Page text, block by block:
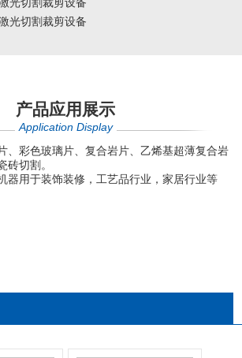
产品应用展示
Application Display
、彩色玻璃片、复合岩片、乙烯基超薄复合岩
砖切割。
器用于装饰装修，工艺品行业，家居行业等